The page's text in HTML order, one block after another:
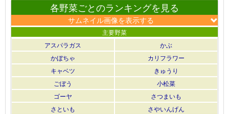
各野菜ごとのランキングを見る
サムネイル画像を表示する
主要野菜
アスパラガス
かぶ
かぼちゃ
カリフラワー
キャベツ
きゅうり
ごぼう
小松菜
ゴーヤ
さつまいも
さといも
さやいんげん